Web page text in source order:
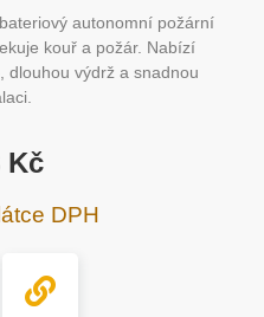
autonomní požární
kouř a požár. Nabízí
dlouhou výdrž a snadnou
Kč
DPH